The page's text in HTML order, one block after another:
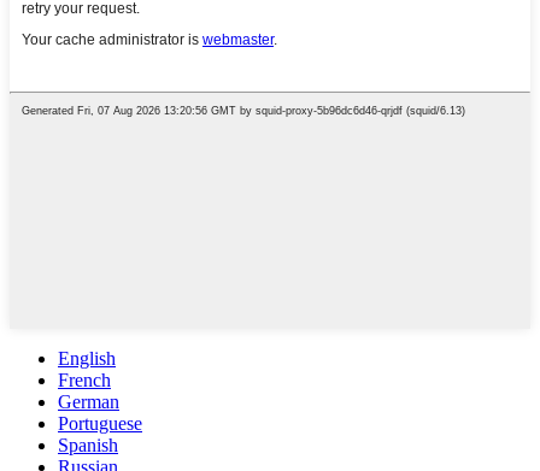
English
French
German
Portuguese
Spanish